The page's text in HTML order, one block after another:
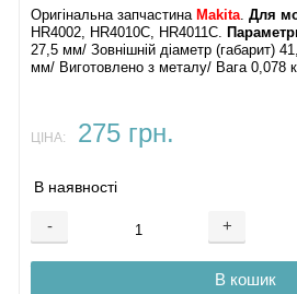
Оригінальна запчастина Makita.Для
HR4002, HR4010C, HR4011C.
27,5 мм/ Зовнішній діаметр (габарит)
мм/ Виготовлено з металу/ Вага 0,078
ЦІНА: 275 грн.
В наявності
- +
В кошик